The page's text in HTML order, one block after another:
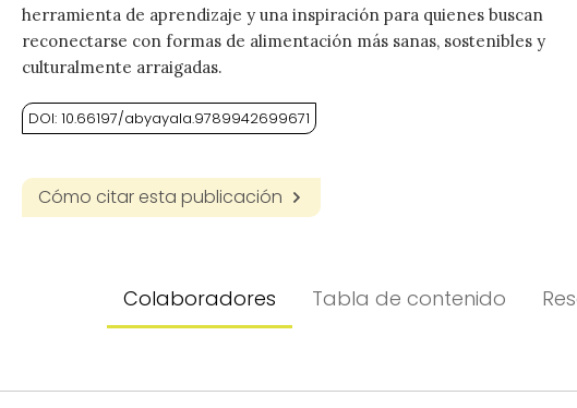
herramienta de aprendizaje y una inspiración para quienes buscan
reconectarse con formas de alimentación más sanas, sostenibles y
culturalmente arraigadas.
DOI: 10.66197/abyayala.9789942699671
Cómo citar esta publicación
Colaboradores Tabla de contenido